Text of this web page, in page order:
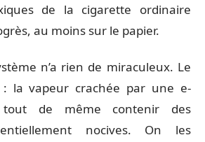
de la cigarette ordinaire
au moins sur le papier.
n’a rien de miraculeux. Le
: la vapeur crachée par une e-
de même contenir des
nocives. On les